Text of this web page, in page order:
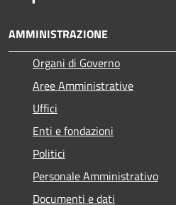
AMMINISTRAZIONE
Organi di Governo
Aree Amministrative
Uffici
Enti e fondazioni
Politici
Personale Amministrativo
Documenti e dati